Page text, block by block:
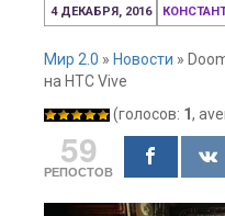
4 ДЕКАБРЯ, 2016
4
декабря,
Мир 2.0 » Новости »
на HTC Vive
(голосов: 1,
59
РЕПОСТОВ